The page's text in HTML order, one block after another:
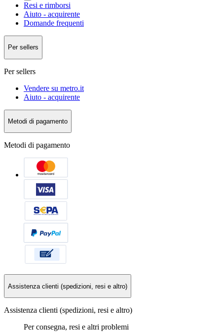
Resi e rimborsi
Aiuto - acquirente
Domande frequenti
Per sellers
Per sellers
Vendere su metro.it
Aiuto - acquirente
Metodi di pagamento
Metodi di pagamento
Assistenza clienti (spedizioni, resi e altro)
Assistenza clienti (spedizioni, resi e altro)
Per consegna, resi e altri problemi